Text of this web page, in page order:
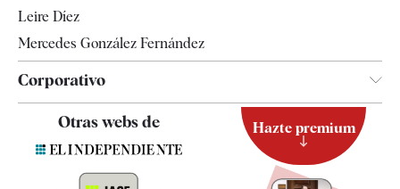
Leire Díez
Mercedes González Fernández
Corporativo
Contacto
Otras webs de Hazte premium